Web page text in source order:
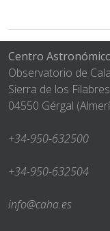
Centro
Observatorio de
Sierra de los Filabres
04550 Gérgal
+34-950-632500
+34-950-632504
info@caha.es